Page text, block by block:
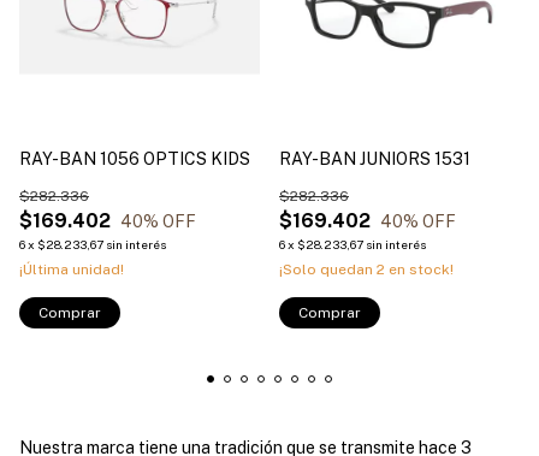
RAY-BAN 1056 OPTICS KIDS
$169.402
$282.336
40% OFF
6x $28.233,67 sin interés
¡Última unidad!
Comprar
RAY-BAN JUNIORS 1531
$169.402
$282.336
40% OFF
6x $28.233,67 sin interés
¡Solo quedan 2 en stock!
Comprar
Nuestra marca tiene una tradición que se transmite hace 3